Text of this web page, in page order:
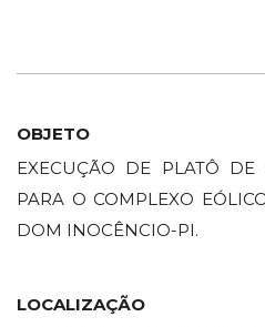
OBJETO
EXECUÇÃO DE PLATÔ DE
PARA O COMPLEXO
DOM INOCÊNCIO-PI.
LOCALIZAÇÃO